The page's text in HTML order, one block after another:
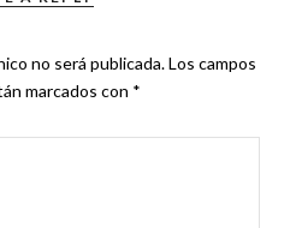
no será publicada.Los campos
marcados con *